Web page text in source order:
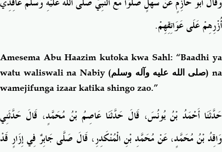
أُزْرِهِمْ عَلَى عَوَاتِقِهِمْ.
Amesema Abu Haazim kutoka kwa Sahl: “Baadhi ya
watu waliswali na Nabiy (صلى الله عليه وآله وسلم) na
wamejifunga izaar katika shingo zao.”
حَدَّثَنَا أَحْمَدُ بْنُ يُونُسَ، قَالَ حَدَّثَنَا عَاصِمُ بْنُ مُحَمَّدٍ، قَالَ حَدَّثَنِي
وَاقِدُ بْنُ مُحَمَّدٍ، عَنْ مُحَمَّدِ بْنِ الْمُنْكَدِرِ، قَالَ صَلَّى جَابِرٌ فِي إِزَارٍ قَدْ